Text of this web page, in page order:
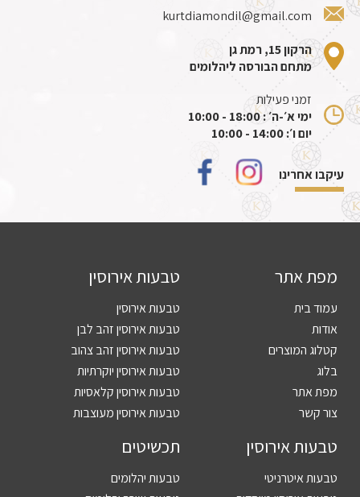
kurtdiamondil@gmail.com
הרקון 15, רמת גן
מתחם הבורסה ליהלומים
זמני פעילות
ימי א׳-ה׳ : 18:00 - 10:00
יום ו׳: 14:00 - 10:00
עיקבו אחרינו
מפת אתר
עמוד בית
אודות
קטלוג המוצרים
בלוג
מפת אתר
צור קשר
טבעות אירוסין
טבעות אירוסין
טבעות אירוסין זהב לבן
טבעות אירוסין זהב צהוב
טבעות אירוסין יוקרתיות
טבעות אירוסין קלאסיות
טבעות אירוסין מעוצבות
טבעות אירוסין
טבעות איטרניטי
תכשיטים
טבעות יהלומים